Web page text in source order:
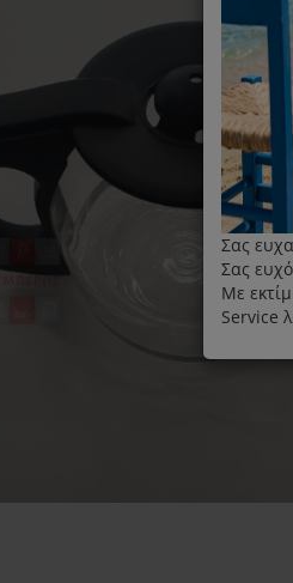
Σας
Σας
Με
Service